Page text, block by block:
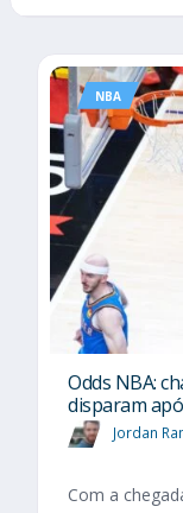
NBA
Odds NBA:
disparam
Jordan
Com a